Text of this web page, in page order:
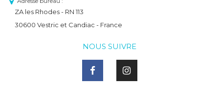
ZA les Rhodes - RN 113
30600 Vestric et Candiac - France
NOUS SUIVRE